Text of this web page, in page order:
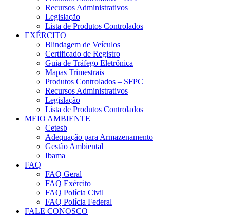
Recursos Administrativos
Legislação
Lista de Produtos Controlados
EXÉRCITO
Blindagem de Veículos
Certificado de Registro
Guia de Tráfego Eletrônica
Mapas Trimestrais
Produtos Controlados – SFPC
Recursos Administrativos
Legislação
Lista de Produtos Controlados
MEIO AMBIENTE
Cetesb
Adequação para Armazenamento
Gestão Ambiental
Ibama
FAQ
FAQ Geral
FAQ Exército
FAQ Polícia Civil
FAQ Polícia Federal
FALE CONOSCO